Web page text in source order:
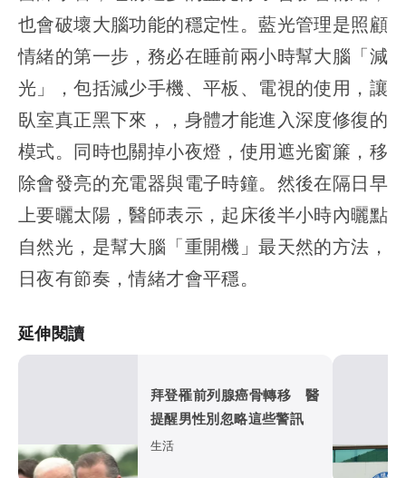
也會破壞大腦功能的穩定性。藍光管理是照顧
情緒的第一步，務必在睡前兩小時幫大腦「減
光」，包括減少手機、平板、電視的使用，讓
臥室真正黑下來，，身體才能進入深度修復的
模式。同時也關掉小夜燈，使用遮光窗簾，移
除會發亮的充電器與電子時鐘。然後在隔日早
上要曬太陽，醫師表示，起床後半小時內曬點
自然光，是幫大腦「重開機」最天然的方法，
日夜有節奏，情緒才會平穩。
延伸閱讀
拜登罹前列腺癌骨轉移 醫
提醒男性別忽略這些警訊
生活